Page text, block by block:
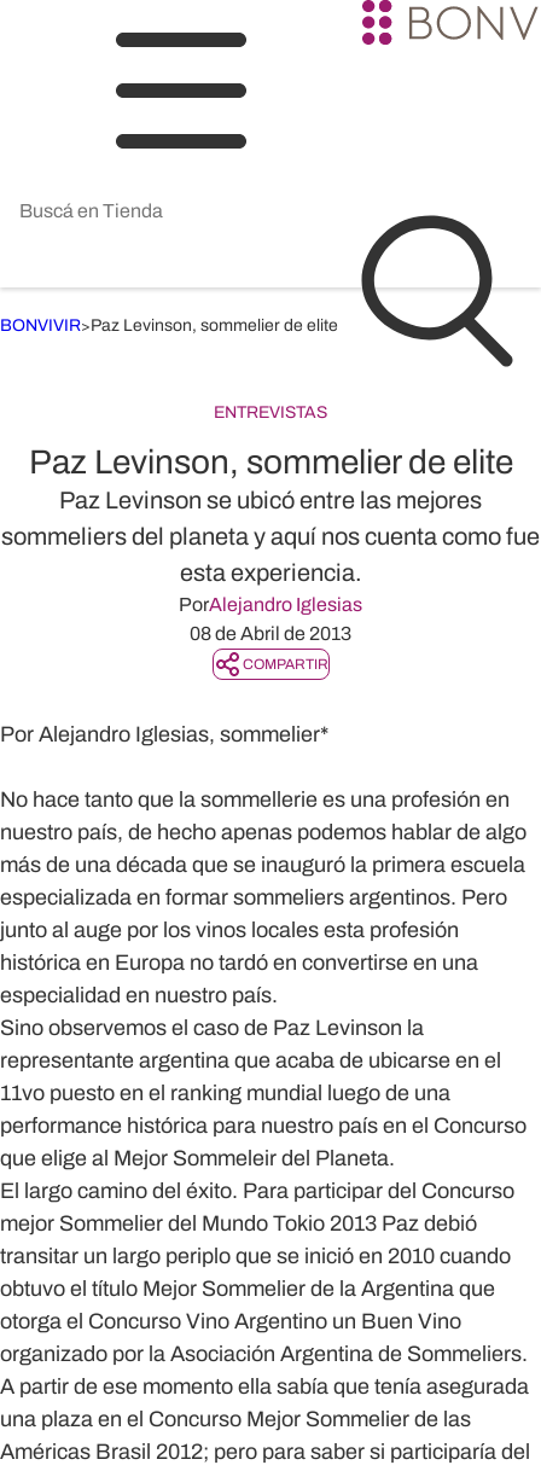
BONVIVIR>Paz Levinson, sommelier de elite
ENTREVISTAS
Paz Levinson, sommelier de elite
Paz Levinson se ubicó entre las mejores
sommeliers del planeta y aquí nos cuenta como fue
esta experiencia.
PorAlejandro Iglesias
08 de Abril de 2013
COMPARTIR
Por Alejandro Iglesias, sommelier*
No hace tanto que la sommellerie es una profesión en
nuestro país, de hecho apenas podemos hablar de algo
más de una década que se inauguró la primera escuela
especializada en formar sommeliers argentinos. Pero
junto al auge por los vinos locales esta profesión
histórica en Europa no tardó en convertirse en una
especialidad en nuestro país.
Sino observemos el caso de Paz Levinson la
representante argentina que acaba de ubicarse en el
11vo puesto en el ranking mundial luego de una
performance histórica para nuestro país en el Concurso
que elige al Mejor Sommeleir del Planeta.
El largo camino del éxito. Para participar del Concurso
mejor Sommelier del Mundo Tokio 2013 Paz debió
transitar un largo periplo que se inició en 2010 cuando
obtuvo el título Mejor Sommelier de la Argentina que
otorga el Concurso Vino Argentino un Buen Vino
organizado por la Asociación Argentina de Sommeliers.
A partir de ese momento ella sabía que tenía asegurada
una plaza en el Concurso Mejor Sommelier de las
Américas Brasil 2012; pero para saber si participaría del